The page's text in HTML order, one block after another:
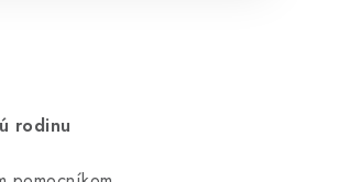
rodinu